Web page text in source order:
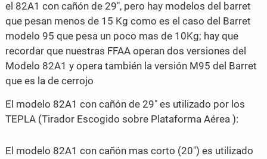
o
k
r
el 82A1 con cañón de 29", pero hay modelos del barret
que pesan menos de 15 Kg como es el caso del Barret
modelo 95 que pesa un poco mas de 10Kg; hay que
recordar que nuestras FFAA operan dos versiones del
Modelo 82A1 y opera también la versión M95 del Barret
que es la de cerrojo
El modelo 82A1 con cañón de 29" es utilizado por los
TEPLA (Tirador Escogido sobre Plataforma Aérea ):
El modelo 82A1 con cañón mas corto (20") es utilizado